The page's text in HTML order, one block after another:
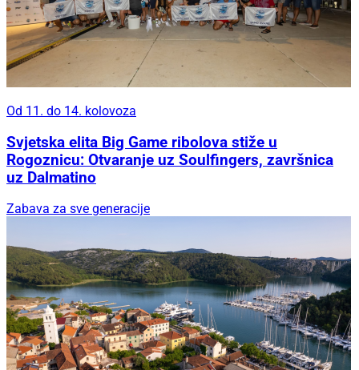
Od 11. do 14. kolovoza
Svjetska elita Big Game ribolova stiže u
Rogoznicu: Otvaranje uz Soulfingers, završnica
uz Dalmatino
Zabava za sve generacije